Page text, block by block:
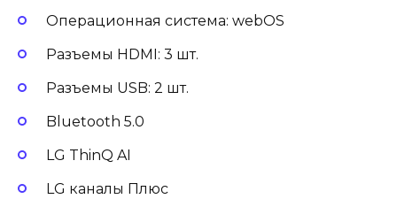
Операционная система: webOS
Разъемы HDMI: 3 шт.
Разъемы USB: 2 шт.
Bluetooth 5.0
LG ThinQ AI
LG каналы Плюс